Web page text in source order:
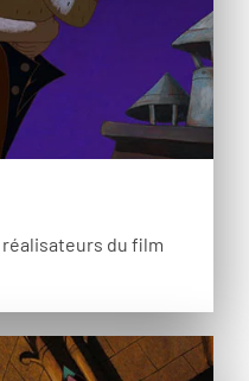
du film